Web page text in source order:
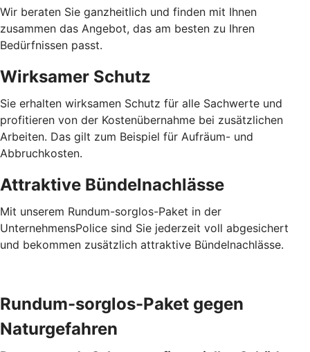
Wir beraten Sie ganzheitlich und finden mit Ihnen
zusammen das Angebot, das am besten zu Ihren
Bedürfnissen passt.
Wirksamer Schutz
Sie erhalten wirksamen Schutz für alle Sachwerte und
profitieren von der Kostenübernahme bei zusätzlichen
Arbeiten. Das gilt zum Beispiel für Aufräum- und
Abbruchkosten.
Attraktive Bündelnachlässe
Mit unserem Rundum-sorglos-Paket in der
UnternehmensPolice sind Sie jederzeit voll abgesichert
und bekommen zusätzlich attraktive Bündelnachlässe.
Rundum-sorglos-Paket gegen
Naturgefahren